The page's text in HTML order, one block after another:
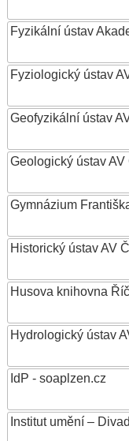
Fyzikální ústav
Fyziologický ústav
Geofyzikální ústav
Geologický ústav AV
Gymnázium
Historický ústav AV
Husova knihovna
Hydrologický ústav
IdP - soaplzen.cz
Institut umění –